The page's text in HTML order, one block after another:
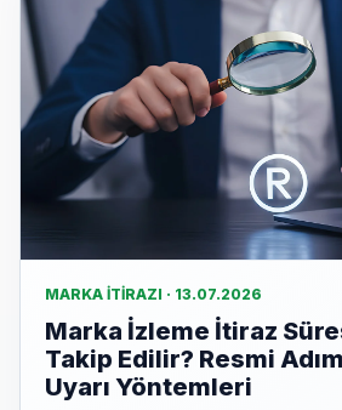
MARKA İTIRAZI · 13.07.2026
Marka İzleme İtiraz
Takip Edilir? Resmi
Uyarı Yöntemleri